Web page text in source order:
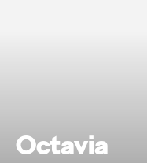
Octavia